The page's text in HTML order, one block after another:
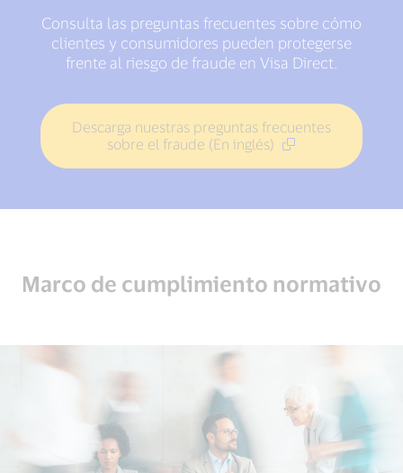
Consulta las preguntas frecuentes sobre cómo
clientes y consumidores pueden protegerse
frente al riesgo de fraude en Visa Direct.
Descarga nuestras preguntas frecuentes
sobre el fraude (En inglés)
Marco de cumplimiento normativo